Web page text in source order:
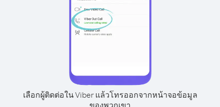
เลือกผู้ติดต่อใน Viber แล้วโทรออกจากหน้าจอข้อมูล
ของพวกเขา